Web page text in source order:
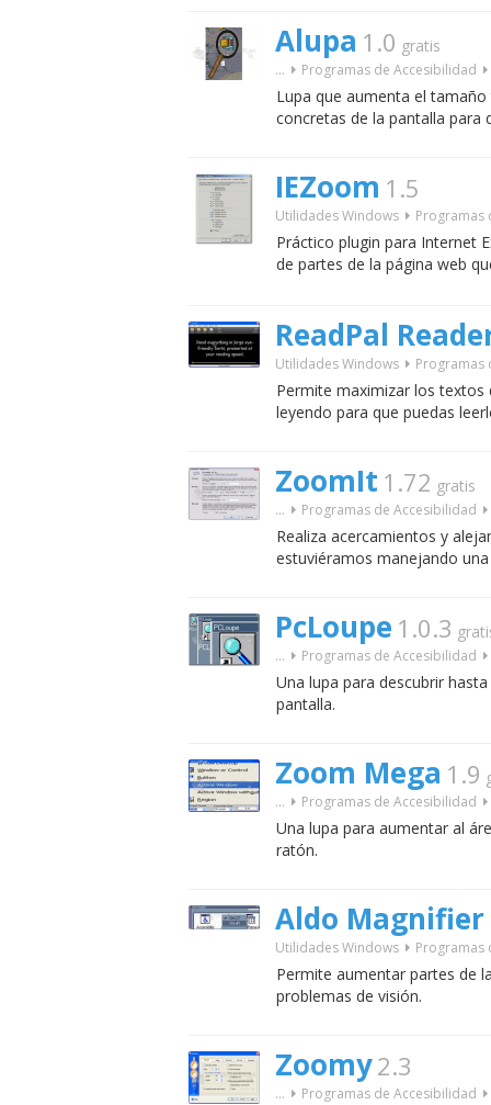
Alupa 1.0 gratis
... Programas de Accesibilidad
Lupa que aumenta el
concretas de la pantalla para
IEZoom 1.5
Utilidades Windows Programas
Práctico plugin para Internet
de partes de la página web
ReadPal
Utilidades Windows Programas
Permite maximizar los
leyendo para que puedas
ZoomIt 1.72 gratis
... Programas de Accesibilidad
Realiza acercamientos y
estuviéramos manejando una
PcLoupe 1.0.3
... Programas de Accesibilidad
Una lupa para descubrir
pantalla.
Zoom Mega 1.9
... Programas de Accesibilidad
Una lupa para aumentar al
ratón.
Aldo Magnifier
Utilidades Windows Programas
Permite aumentar partes de
problemas de visión.
Zoomy2.3
... Programas de Accesibilidad